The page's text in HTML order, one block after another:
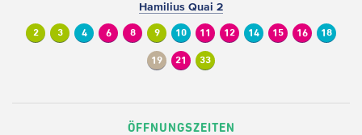
Hamilius Quai 2
2 3 4 6 8 9 10 11 12 14 15 16 18
19 21 33
ÖFFNUNGSZEITEN